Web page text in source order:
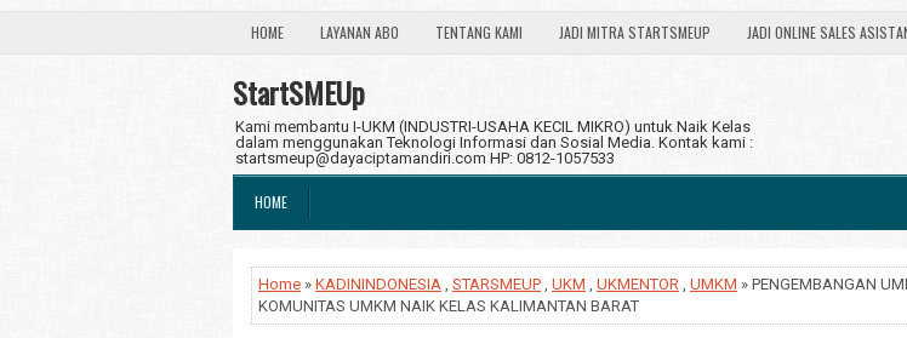
HOME LAYANAN ABO TENTANG KAMI JADI MITRA STARTSMEUP JADI ONLINE SALES
StartSMEUp
Kami membantu I-UKM (INDUSTRI-USAHA KECIL MIKRO) untuk Naik Kelas
dalam menggunakan Teknologi Informasi dan Sosial Media. Kontak kami :
startsmeup@dayaciptamandiri.com HP: 0812-1057533
HOME
Home » KADININDONESIA , STARSMEUP , UKM , UKMENTOR , UMKM » PENGEMBANGAN
KOMUNITAS UMKM NAIK KELAS KALIMANTAN BARAT